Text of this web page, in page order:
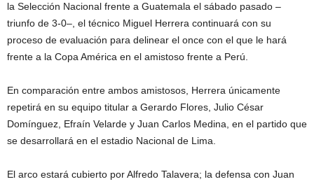
la Selección Nacional frente a Guatemala el sábado pasado –
triunfo de 3-0–, el técnico Miguel Herrera continuará con su
proceso de evaluación para delinear el once con el que le hará
frente a la Copa América en el amistoso frente a Perú.
En comparación entre ambos amistosos, Herrera únicamente
repetirá en su equipo titular a Gerardo Flores, Julio César
Domínguez, Efraín Velarde y Juan Carlos Medina, en el partido que
se desarrollará en el estadio Nacional de Lima.
El arco estará cubierto por Alfredo Talavera; la defensa con Juan